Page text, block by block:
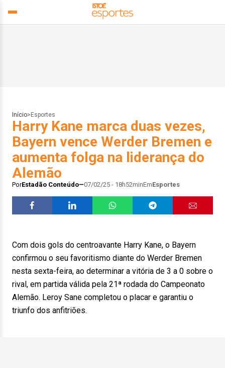
Início> Esportes
Harry Kane marca duas vezes,
Bayern vence Werder Bremen e
aumenta folga na liderança do
Alemão
PorEstadão Conteúdo 07/02/25 - 18h52minEmEsportes
Com dois gols do centroavante Harry Kane, o Bayern
confirmou o seu favoritismo diante do Werder Bremen
nesta sexta-feira, ao determinar a vitória de 3 a 0 sobre o
rival, em partida válida pela 21ª rodada do Campeonato
Alemão. Leroy Sane completou o placar e garantiu o
triunfo dos anfitriões.